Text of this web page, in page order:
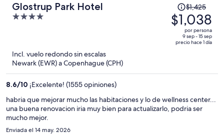
Glostrup Park Hotel
4
5
precio
era
$1,425
$1,038
por
$1,425
$1,038
por persona
9 sep - 15 sep
precio hace 1 día
Incl. vuelo redondo sin escalas
Newark (EWR) a Copenhague (CPH)
8.6/10 ¡Excelente! (1555 opiniones)
habria que mejorar mucho las habitaciones y lo de wellness center...
una buena renovacion iria muy bien para actualizarlo, podria ser
mucho mejor.
Enviada el 14 may. 2026